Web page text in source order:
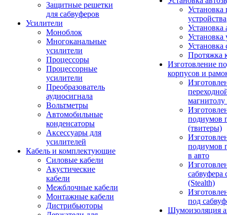
Защитные решетки
для сабвуферов
Усилители
Моноблок
Многоканальные
усилители
Процессоры
Процессорные
усилители
Преобразователь
аудиосигнала
Вольтметры
Автомобильные
конденсаторы
Аксессуары для
усилителей
Кабель и комплектующие
Силовые кабели
Акустические
кабели
Межблочные кабели
Монтажные кабели
Дистрибьюторы
Установка
устройства
Установка
Установка
Установка
Протяжка
Изготовление
корпусов и
подиумов
(твитеры)
подиумов
в авто
сабвуфера
(Stealth)
под
Шумоизоляция